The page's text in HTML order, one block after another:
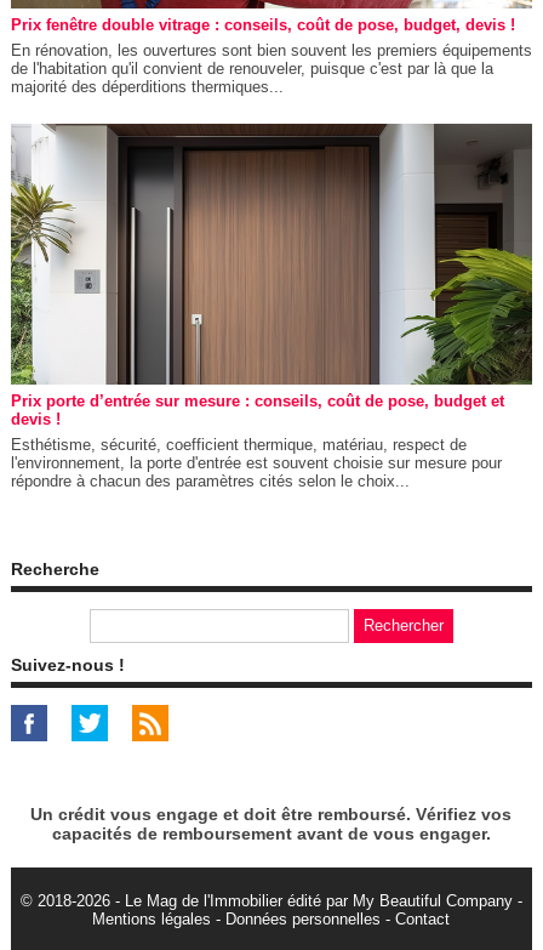
Prix fenêtre double vitrage : conseils, coût de pose, budget, devis !
En rénovation, les ouvertures sont bien souvent les premiers équipements
de l'habitation qu'il convient de renouveler, puisque c'est par là que la
majorité des déperditions thermiques...
Prix porte d’entrée sur mesure : conseils, coût de pose, budget et
devis !
Esthétisme, sécurité, coefficient thermique, matériau, respect de
l'environnement, la porte d'entrée est souvent choisie sur mesure pour
répondre à chacun des paramètres cités selon le choix...
Recherche
Suivez-nous !
Un crédit vous engage et doit être remboursé. Vérifiez vos
capacités de remboursement avant de vous engager.
© 2018-2026 - Le Mag de l'Immobilier édité par My Beautiful Company -
Mentions légales - Données personnelles -Contact